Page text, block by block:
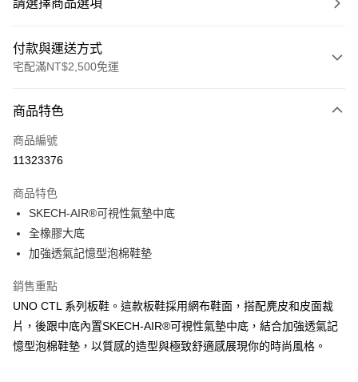
請選擇商品選項
付款與運送方式
宅配滿NT$2,500免運
信用卡一次付款
LINE Pay
相關說明
【大哥付你分期使用說明】
1.本服務由台灣大哥大提供，台灣大哥大用戶可立即使用無須另外申請。
2.付款方式選擇「大哥付你分期」，訂單成立後會自動跳轉到大哥付的交易
流程，驗證手機門號後，選擇欲分期的期數、繳款截止日，確認付款後即完
3.實際核准額度、可分期數及費用金額請依後續交易確認頁面所載為準。
4.訂單成立30分鐘內，如未前往確認交易或遇審核未通過，訂單將自動取
消。如遇「轉專審核」未通過狀況，表示未達大哥付你分期系統評分，恕無
法說明評估內容。
【繳款方式說明】
ATM付款
宅配
商品特色
商品編號
11323376
商品特色
SKECH-AIR®可視性氣墊中底
全橡膠大底
加強透氣記憶型泡棉鞋墊
銷售重點
UNO CTL 系列板鞋。這款板鞋採用網布鞋面，搭配麂皮和皮面裁
片，後跟中底內置SKECH-AIR®可視性氣墊中底，結合加強透氣記
憶型泡棉鞋墊，以質感的造型與極致舒適感展現你的時尚風格。